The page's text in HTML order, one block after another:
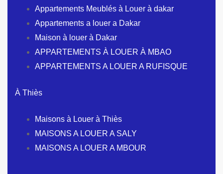
Appartements Meublés à Louer à dakar
Appartements a louer a Dakar
Maison à louer à Dakar
APPARTEMENTS À LOUER À MBAO
APPARTEMENTS A LOUER A RUFISQUE
À Thiès
Maisons à Louer à Thiès
MAISONS A LOUER A SALY
MAISONS A LOUER A MBOUR